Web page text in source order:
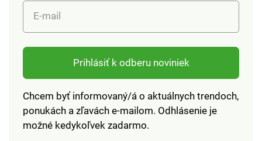
E-mail
Prihlásiť k odberu noviniek
Chcem byť informovaný/á o aktuálnych trendoch,
ponukách a zľavách e-mailom. Odhlásenie je
možné kedykoľvek zadarmo.